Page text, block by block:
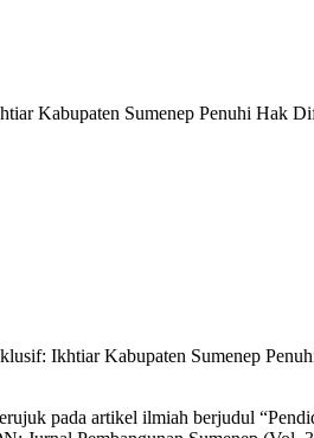
Kabupaten Sumenep Penuhi Hak
pada artikel ilmiah berjudul